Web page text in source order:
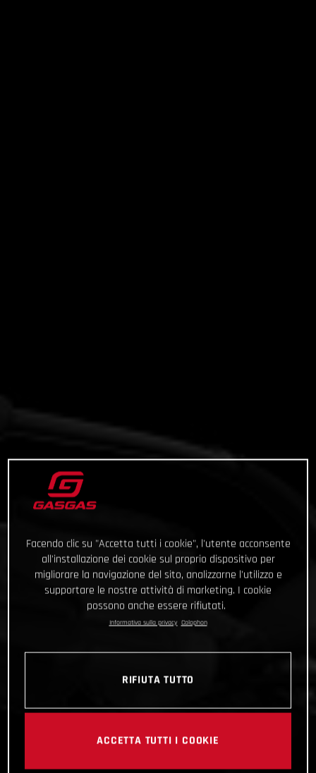
Facendo clic su "Accetta tutti i cookie", l'utente acconsente
all'installazione dei cookie sul proprio dispositivo per
migliorare la navigazione del sito, analizzarne l'utilizzo e
supportare le nostre attività di marketing. I cookie
possono anche essere rifiutati.
Informativa sulla privacy Colophon
RIFIUTA TUTTO
ACCETTA TUTTI I COOKIE